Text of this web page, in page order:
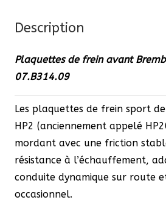
Racing
-
07.B314.09
Description
Plaquettes de frein avant
07.B314.09
Les plaquettes de frein sport
HP2 (anciennement appelé
mordant avec une friction
résistance à l’échauffement,
conduite dynamique sur route
occasionnel.